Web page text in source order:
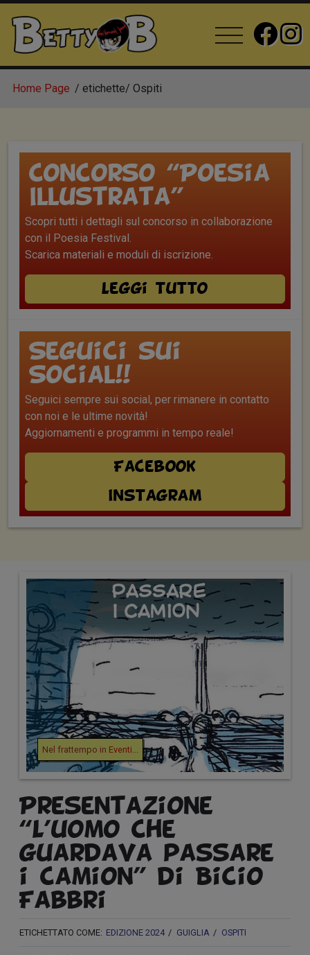
Home Page etichette Ospiti
Concorso “Poesia
Illustrata”
Scopri tutti i dettagli sul concorso in collaborazione
con il Poesia Festival.
Scarica materiali e moduli di iscrizione.
Leggi tutto
Seguici sui
Social!!
Seguici sempre sui social, per rimanere in contatto
con noi e le ultime novità!
Aggiornamenti e programmi in tempo reale!
Facebook
Instagram
Nel frattempo in Eventi...
Presentazione
“L’uomo che
guardava passare
i camion” di Bicio
Fabbri
ETICHETTATO COME: EDIZIONE 2024 GUIGLIA OSPITI